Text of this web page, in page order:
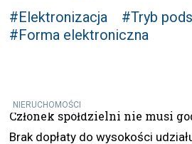
#Elektronizacja
#Tryb
#Forma elektroniczna
NIERUCHOMOŚCI
Członek spółdzielni nie musi
Brak dopłaty do wysokości